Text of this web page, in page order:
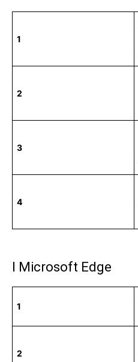
1
2
3
4
I Microsoft Edge
1
2